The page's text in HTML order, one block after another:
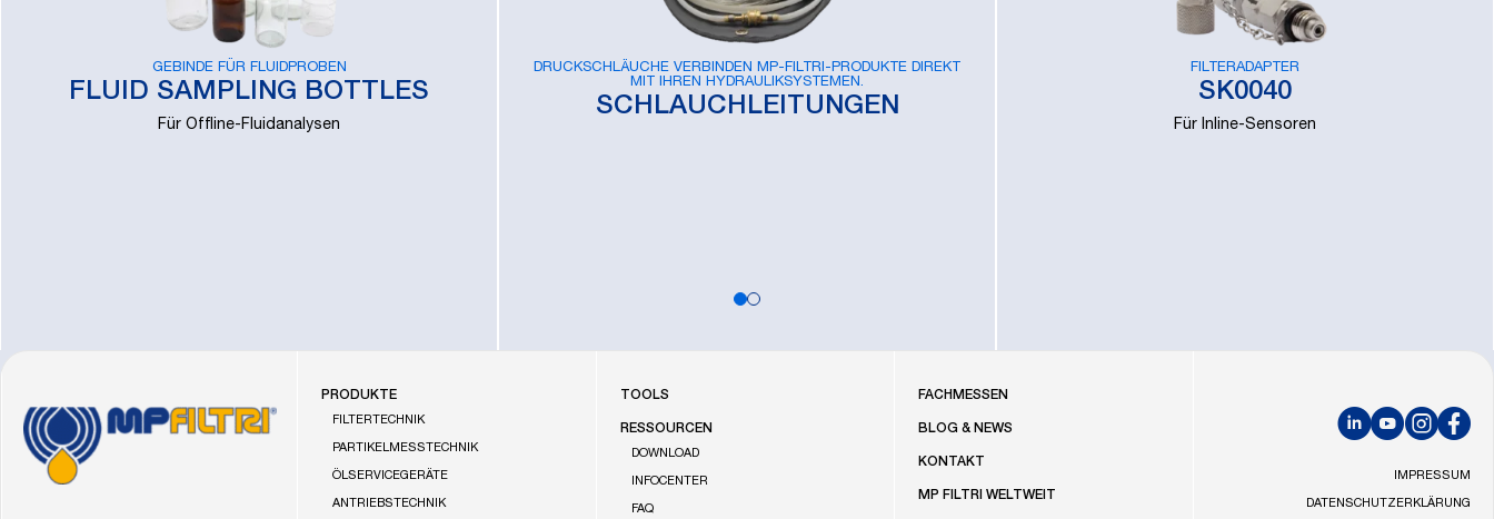
GEBINDE FÜR FLUIDPROBEN
FLUID SAMPLING BOTTLES
Für Offline-Fluidanalysen
DRUCKSCHLÄUCHE VERBINDEN MP-FILTRI-PRODUKTE DIREKT
MIT IHREN HYDRAULIKSYSTEMEN.
SCHLAUCHLEITUNGEN
FILTERADAPTER
SK0040
Für Inline-Sensoren
FOOTER
Gehe
zur
Startseite
PRODUKTE
FILTERTECHNIK
PARTIKELMESSTECHNIK
ÖLSERVICEGERÄTE
ANTRIEBSTECHNIK
TOOLS
RESSOURCEN
DOWNLOAD
INFOCENTER
FAQ
FACHMESSEN
BLOG & NEWS
KONTAKT
MP FILTRI WELTWEIT
LinkedInYouTubeInstagram
IMPRESSUM
DATENSCHUTZERKLÄRUNG